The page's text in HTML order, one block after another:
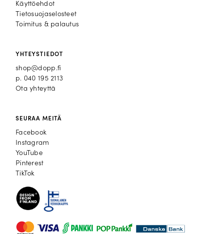
Käyttöehdot
Tietosuojaselosteet
Toimitus & palautus
YHTEYSTIEDOT
shop@dopp.fi
p. 040 195 2113
Ota yhteyttä
SEURAA MEITÄ
Facebook
Facebook
Instagram
Instagram
YouTube
YouTube
Pinterest
Pinterest
TikTok
TikTok